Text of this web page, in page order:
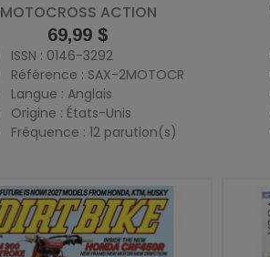
MOTOCROSS ACTION
Prix
69,99 $
ISSN : 0146-3292
Référence : SAX-2MOTOCR
Langue : Anglais
Origine : États-Unis
Fréquence : 12 parution(s)